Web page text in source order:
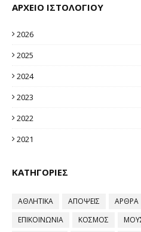
ΑΡΧΕΙΟ ΙΣΤΟΛΟΓΙΟΥ
2026
2025
2024
2023
2022
2021
ΚΑΤΗΓΟΡΙΕΣ
ΑΘΛΗΤΙΚΑ ΑΠΟΨΕΙΣ ΑΡΘΡΑ
ΕΠΙΚΟΙΝΩΝΙΑ
ΚΟΣΜΟΣ